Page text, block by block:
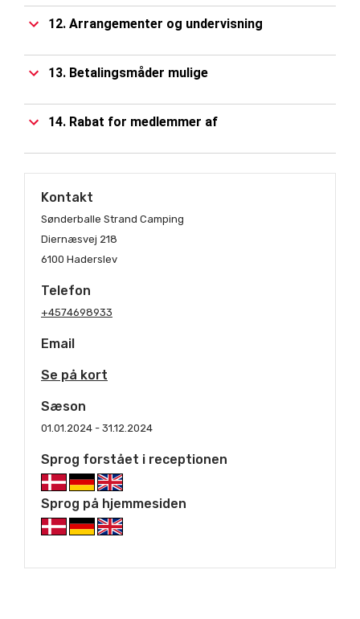
12. Arrangementer og undervisning
13. Betalingsmåder mulige
14. Rabat for medlemmer af
Kontakt
Sønderballe Strand Camping
Diernæsvej 218
6100 Haderslev
Telefon
+4574698933
Email
Se på kort
Sæson
01.01.2024 - 31.12.2024
Sprog forstået i receptionen
Sprog på hjemmesiden